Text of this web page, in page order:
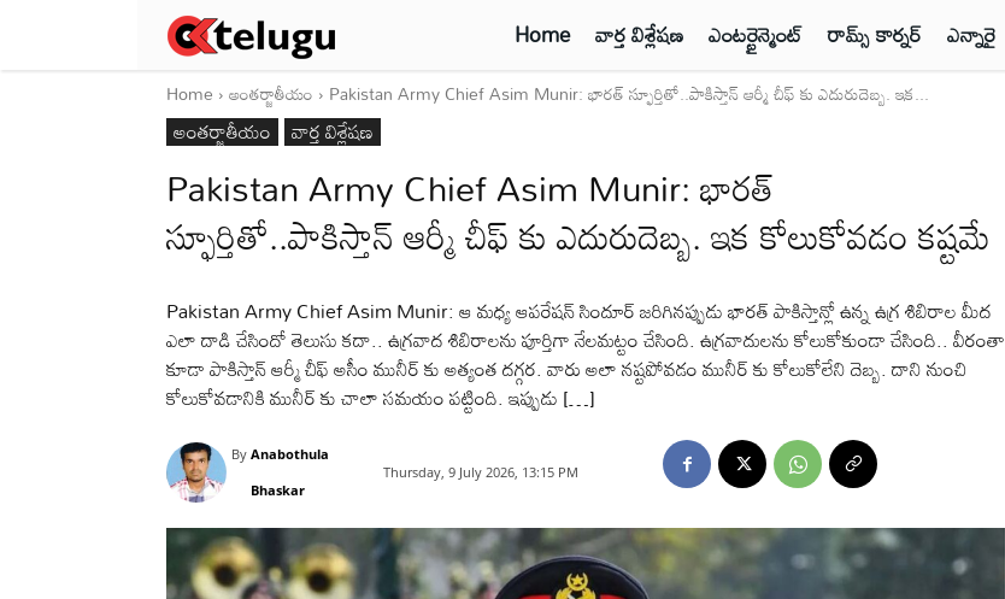
Home వార్త విశ్లేషణ ఎంటర్టైన్మెంట్ రామ్స్ కార్నర్ ఎన్నారై
Home అంతర్జాతీయం Pakistan Army Chief Asim Munir: భారత్ స్ఫూర్తితో..పాకిస్తాన్ ఆర్మీ చీఫ్ కు ఎదురుదెబ్బ. ఇక...
అంతర్జాతీయం వార్త విశ్లేషణ
Pakistan Army Chief Asim Munir: భారత్
స్ఫూర్తితో..పాకిస్తాన్ ఆర్మీ చీఫ్ కు ఎదురుదెబ్బ. ఇక కోలుకోవడం కష్టమే
Pakistan Army Chief Asim Munir: ఆ మధ్య ఆపరేషన్ సిందూర్ జరిగినప్పుడు భారత్ పాకిస్తాన్లో ఉన్న ఉగ్ర శిబిరాల మీద
ఎలా దాడి చేసిందో తెలుసు కదా.. ఉగ్రవాద శిబిరాలను పూర్తిగా నేలమట్టం చేసింది. ఉగ్రవాదులను కోలుకోకుండా చేసింది.. వీరంతా
కూడా పాకిస్తాన్ ఆర్మీ చీఫ్ అసీం మునీర్ కు అత్యంత దగ్గర. వారు అలా నష్టపోవడం మునీర్ కు కోలుకోలేని దెబ్బ. దాని నుంచి
కోలుకోవడానికి మునీర్ కు చాలా సమయం పట్టింది. ఇప్పుడు […]
By Anabothula
Bhaskar
Thursday, 9 July 2026, 13:15 PM